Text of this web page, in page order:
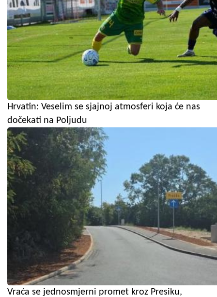
Hrvatin: Veselim se sjajnoj atmosferi koja će nas
dočekati na Poljudu
Vraća se jednosmjerni promet kroz Presiku,